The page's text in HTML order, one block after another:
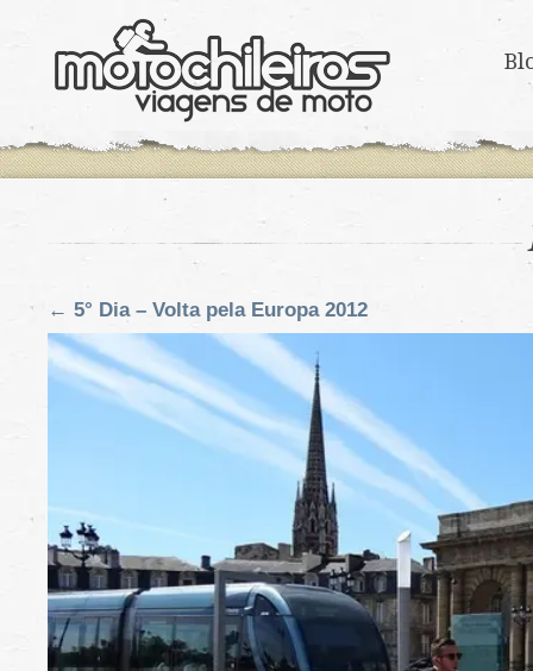
← 5° Dia – Volta pela Europa 2012